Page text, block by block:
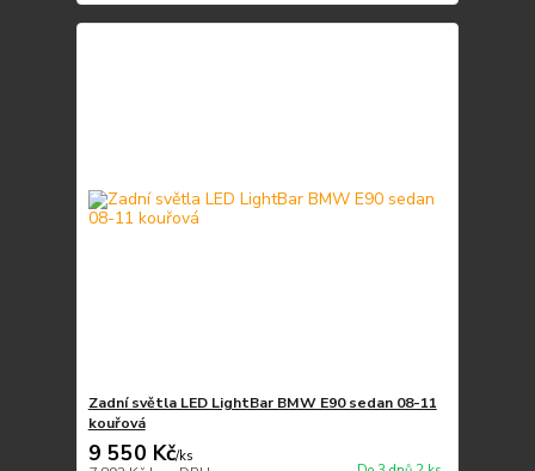
Zadní světla LED LightBar BMW E90 sedan 08-11
kouřová
9 550 Kč/ks